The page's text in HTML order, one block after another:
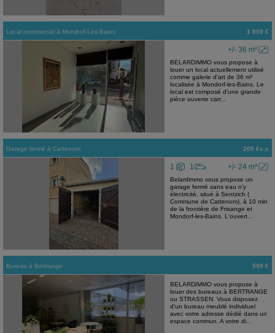
Local commercial à Mondorf-Les-Bains 1 850 €
+/- 36 m²
BELARDIMMO vous propose à
louer un local actuellement utilisé
comme galerie d'art de 36 m²
localisée à Mondorf-les-Bains. Le
local est composé d'une grande
pièce ouverte carr...
Garage fermé à Cattenom 200 €c.c
+/- 24 m²
1 1
Belardimmo vous propose un
garage fermé sans eau n'y
électricité, situé à Sentzich (
Commune de Cattenom), à 10 min
de la frontière de Frisange et
Mondorf-les-Bains. L'ouvert...
Bureau à Bertrange 599 €
BELARDIMMO vous propose à
louer des bureaux à BERTRANGE
ou STRASSEN. Vous disposez
d'un bureau meublé individuel
avec votre adresse dédié dans un
espace commun. A votre di...